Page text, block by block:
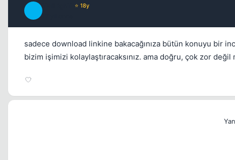
⭐ 18y
sadece download linkine bakacağınıza bütün konuyu bir
bizim işimizi kolaylaştıracaksınız. ama doğru, çok zor